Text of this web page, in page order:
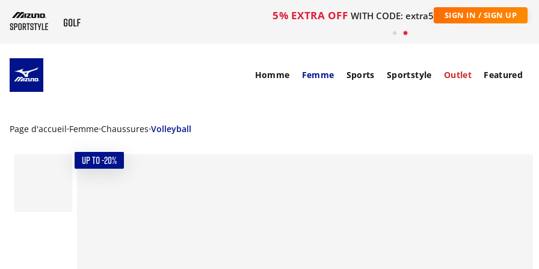
5% EXTRA OFF WITH CODE: extra5 SIGN IN / SIGN UP
Homme Femme Sports Sportstyle Outlet Featured
Page d'accueil Femme Chaussures Volleyball
UP TO -20%